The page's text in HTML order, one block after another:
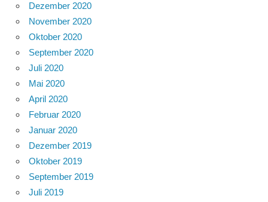
Dezember 2020
November 2020
Oktober 2020
September 2020
Juli 2020
Mai 2020
April 2020
Februar 2020
Januar 2020
Dezember 2019
Oktober 2019
September 2019
Juli 2019